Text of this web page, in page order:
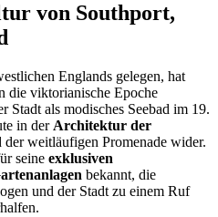
von Southport,
Englands gelegen, hat
die viktorianische Epoche
als modisches Seebad im 19.
in der Architektur der
der weitläufigen Promenade wider.
seine exklusiven
bekannt, die
und der Stadt zu einem Ruf